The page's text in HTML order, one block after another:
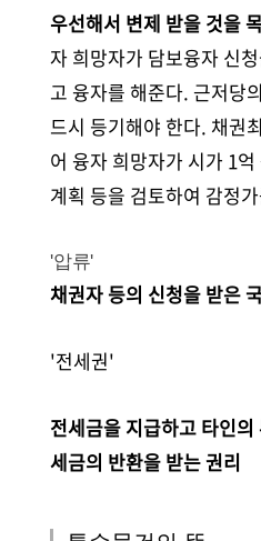
우선해서 변제 받을 것을
자 희망자가 담보융자 신
고 융자를 해준다. 근저당
드시 등기해야 한다. 채권
어 융자 희망자가 시가 1
계획 등을 검토하여 감정
'압류'
채권자 등의 신청을 받은
'전세권'
전세금을 지급하고 타인
세금의 반환을 받는 권리